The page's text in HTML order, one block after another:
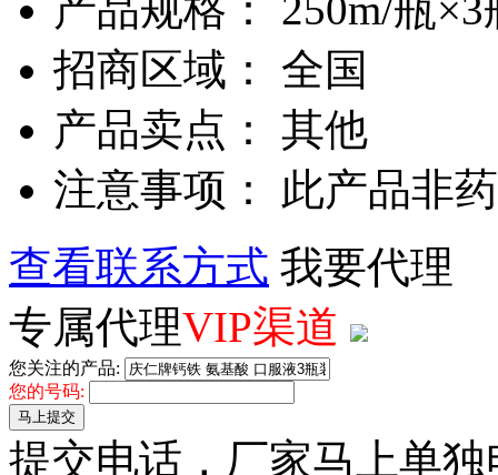
招商区域： 全国
产品卖点： 其他
注意事项： 此产品非
查看联系方式 我要代理
专属代理VIP渠道
您关注的产品:
您的号码:
马上提交
提交电话，厂家马上单